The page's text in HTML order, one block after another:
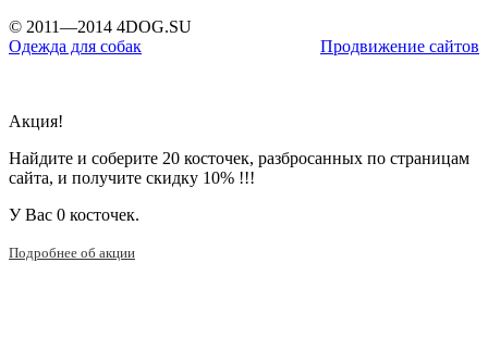
© 2011—2014 4DOG.SU
Одежда для собак
Продвижение сайтов
Акция!
Найдите и соберите 20 косточек, разбросанных по страницам
сайта, и получите скидку 10% !!!
У Вас 0 косточек.
Подробнее об акции